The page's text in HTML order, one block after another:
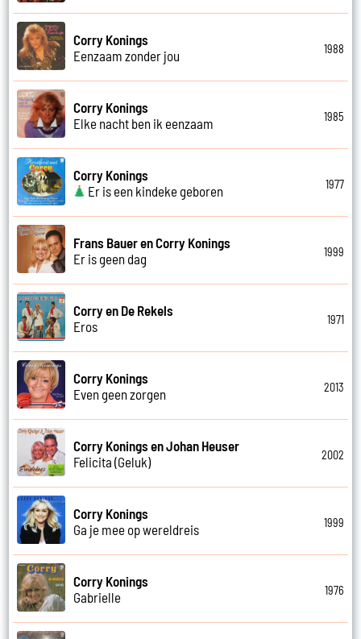
Corry Konings
Eenzaam zonder jou
1988
Corry Konings
Elke nacht ben ik eenzaam
1985
Corry Konings
Er is een kindeke geboren
1977
Frans Bauer en Corry Konings
Er is geen dag
1999
Corry en De Rekels
Eros
1971
Corry Konings
Even geen zorgen
2013
Corry Konings en Johan Heuser
Felicita (Geluk)
2002
Corry Konings
Ga je mee op wereldreis
1999
Corry Konings
Gabrielle
1976